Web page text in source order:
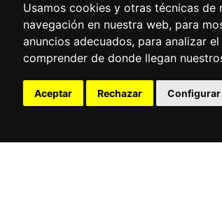
Usamos cookies y otras técnicas
navegación en nuestra web, para
anuncios adecuados, para analizar
comprender de donde llegan
Aceptar Rechazar Configurar
© Pronorte